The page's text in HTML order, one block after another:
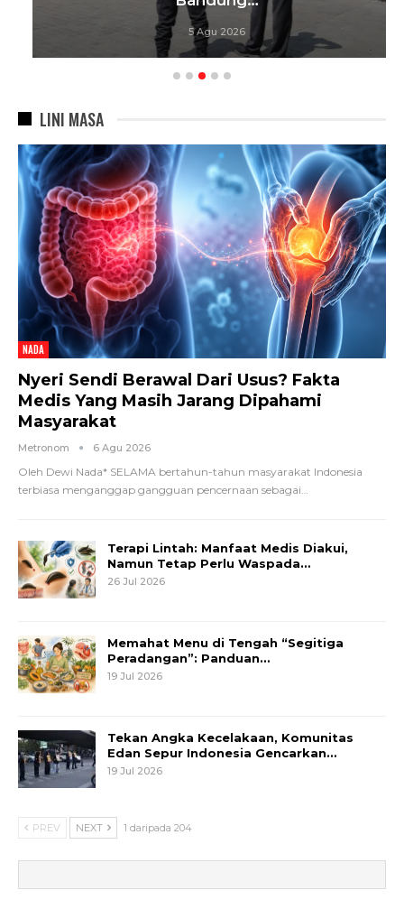
5 Agu 2026
LINI MASA
NADA
Nyeri Sendi Berawal Dari Usus? Fakta
Medis Yang Masih Jarang Dipahami
Masyarakat
Metronom 6 Agu 2026
Oleh Dewi Nada* SELAMA bertahun-tahun masyarakat Indonesia
terbiasa menganggap gangguan pencernaan sebagai…
Terapi Lintah: Manfaat Medis Diakui,
Namun Tetap Perlu Waspada…
26 Jul 2026
Memahat Menu di Tengah “Segitiga
Peradangan”: Panduan…
19 Jul 2026
Tekan Angka Kecelakaan, Komunitas
Edan Sepur Indonesia Gencarkan…
19 Jul 2026
PREV NEXT 1 daripada 204